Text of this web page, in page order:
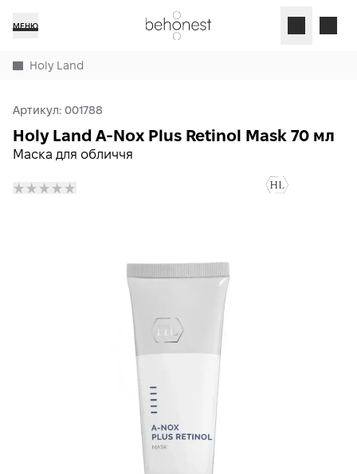
МЕНЮ
Holy Land
Артикул: 001788
Маска для обличчя
Holy Land A-Nox Plus Retinol Mask 70 мл